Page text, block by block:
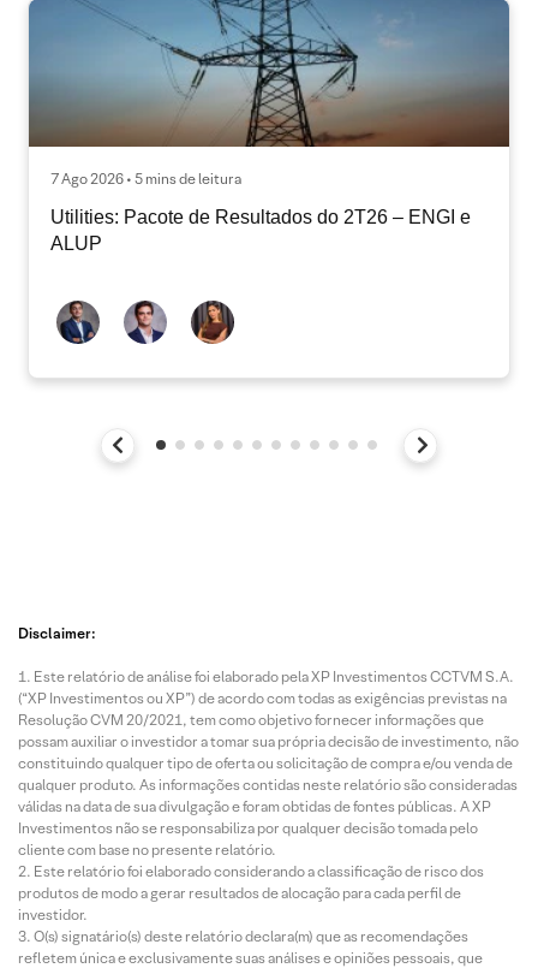
7 Ago 2026 • 5 mins de leitura
Utilities: Pacote de Resultados do 2T26 – ENGI e
ALUP
Disclaimer:
Este relatório de análise foi elaborado pela XP Investimentos CCTVM S.A.
(“XP Investimentos ou XP”) de acordo com todas as exigências previstas na
Resolução CVM 20/2021, tem como objetivo fornecer informações que
possam auxiliar o investidor a tomar sua própria decisão de investimento, não
constituindo qualquer tipo de oferta ou solicitação de compra e/ou venda de
qualquer produto. As informações contidas neste relatório são consideradas
válidas na data de sua divulgação e foram obtidas de fontes públicas. A XP
Investimentos não se responsabiliza por qualquer decisão tomada pelo
cliente com base no presente relatório.
Este relatório foi elaborado considerando a classificação de risco dos
produtos de modo a gerar resultados de alocação para cada perfil de
investidor.
O(s) signatário(s) deste relatório declara(m) que as recomendações
refletem única e exclusivamente suas análises e opiniões pessoais, que